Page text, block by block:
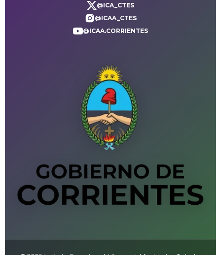
@ICA_CTES
@ICAA_CTES
@ICAA.CORRIENTES